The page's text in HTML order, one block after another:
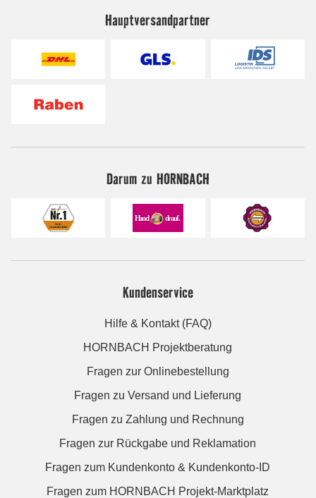
Hauptversandpartner
Darum zu HORNBACH
Kundenservice
Hilfe & Kontakt (FAQ)
HORNBACH Projektberatung
Fragen zur Onlinebestellung
Fragen zu Versand und Lieferung
Fragen zu Zahlung und Rechnung
Fragen zur Rückgabe und Reklamation
Fragen zum Kundenkonto & Kundenkonto-ID
Fragen zum HORNBACH Projekt-Marktplatz